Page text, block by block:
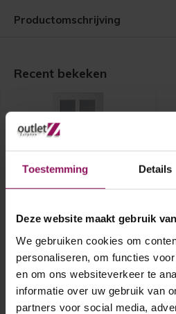
Toestemming Details
Deze website maakt gebruik
We gebruiken cookies om
personaliseren, om functies
en om ons websiteverkeer te
informatie over uw gebruik van
partners voor social media,
Productomschrijving
Recent bekeken
Skantrae binnendeur SKS
1240 88x201,5
Skantrae binnendeur SKS 1240
88x201,5
Opdek rechtsdraaiend
A-Grade